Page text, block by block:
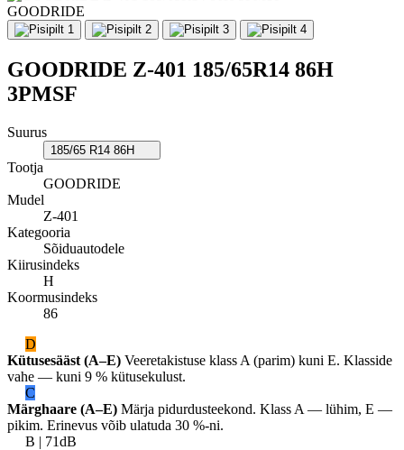
GOODRIDE
GOODRIDE Z-401 185/65R14 86H
3PMSF
Suurus
185/65 R14 86H
Tootja
GOODRIDE
Mudel
Z-401
Kategooria
Sõiduautodele
Kiirusindeks
H
Koormusindeks
86
D
Kütusesääst (A–E) Veeretakistuse klass A (parim) kuni E. Klasside
vahe — kuni 9 % kütusekulust.
C
Märghaare (A–E) Märja pidurdusteekond. Klass A — lühim, E —
pikim. Erinevus võib ulatuda 30 %-ni.
B | 71dB